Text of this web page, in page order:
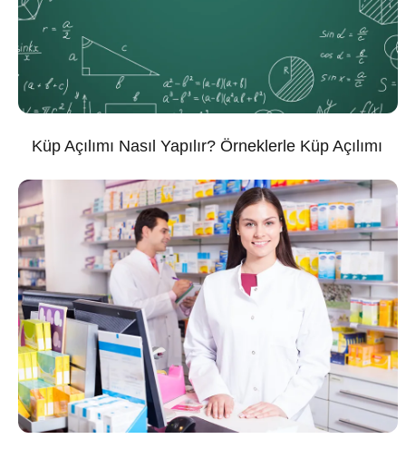
Küp Açılımı Nasıl Yapılır? Örneklerle Küp Açılımı